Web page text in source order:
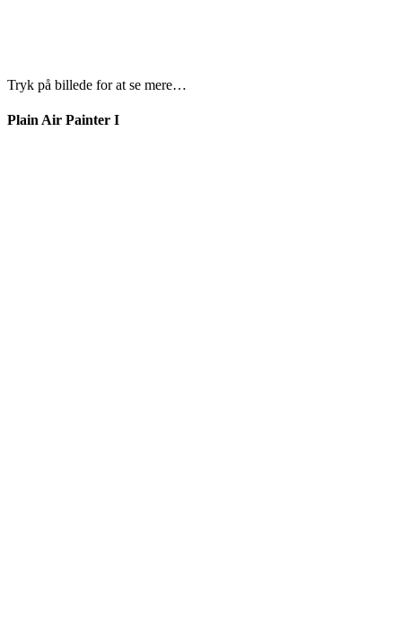
Tryk på billede for at se mere…
Plain Air Painter I